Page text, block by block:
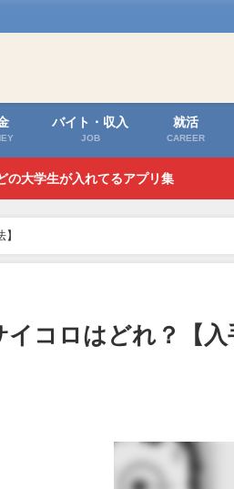
バイト・収入
JOB
就活
CAREER
の大学生が入れてるアプリ集
コロはどれ？【入